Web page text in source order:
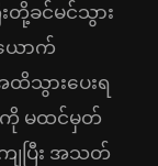
တို့ခင်မင်သွား
ောက်
သွားပေးရ
မထင်မှတ်
ျပြီး အသတ်